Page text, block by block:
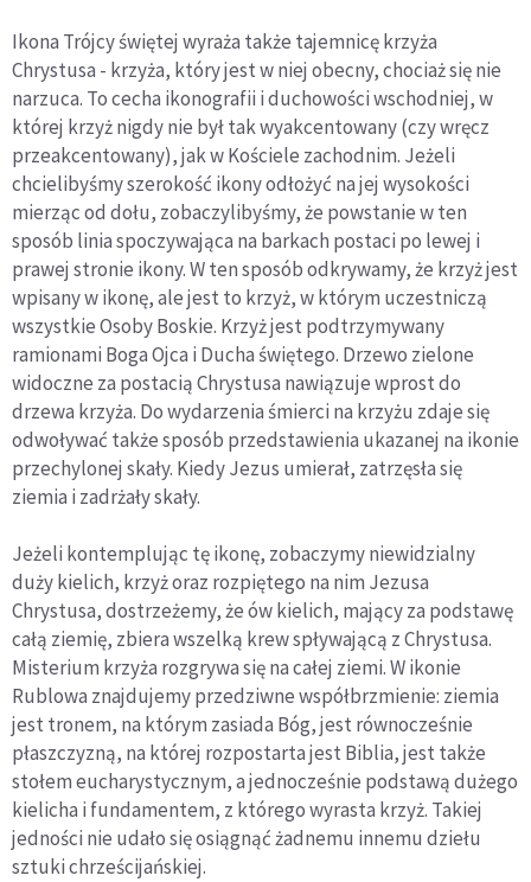
Ikona Trójcy świętej wyraża także tajemnicę krzyża
Chrystusa - krzyża, który jest w niej obecny, chociaż się nie
narzuca. To cecha ikonografii i duchowości wschodniej, w
której krzyż nigdy nie był tak wyakcentowany (czy wręcz
przeakcentowany), jak w Kościele zachodnim. Jeżeli
chcielibyśmy szerokość ikony odłożyć na jej wysokości
mierząc od dołu, zobaczylibyśmy, że powstanie w ten
sposób linia spoczywająca na barkach postaci po lewej i
prawej stronie ikony. W ten sposób odkrywamy, że krzyż jest
wpisany w ikonę, ale jest to krzyż, w którym uczestniczą
wszystkie Osoby Boskie. Krzyż jest podtrzymywany
ramionami Boga Ojca i Ducha świętego. Drzewo zielone
widoczne za postacią Chrystusa nawiązuje wprost do
drzewa krzyża. Do wydarzenia śmierci na krzyżu zdaje się
odwoływać także sposób przedstawienia ukazanej na ikonie
przechylonej skały. Kiedy Jezus umierał, zatrzęsła się
ziemia i zadrżały skały.
Jeżeli kontemplując tę ikonę, zobaczymy niewidzialny
duży kielich, krzyż oraz rozpiętego na nim Jezusa
Chrystusa, dostrzeżemy, że ów kielich, mający za podstawę
całą ziemię, zbiera wszelką krew spływającą z Chrystusa.
Misterium krzyża rozgrywa się na całej ziemi. W ikonie
Rublowa znajdujemy przedziwne współbrzmienie: ziemia
jest tronem, na którym zasiada Bóg, jest równocześnie
płaszczyzną, na której rozpostarta jest Biblia, jest także
stołem eucharystycznym, a jednocześnie podstawą dużego
kielicha i fundamentem, z którego wyrasta krzyż. Takiej
jedności nie udało się osiągnąć żadnemu innemu dziełu
sztuki chrześcijańskiej.